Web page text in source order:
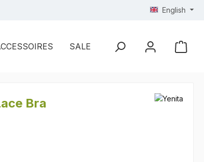
English
SALE
Bra